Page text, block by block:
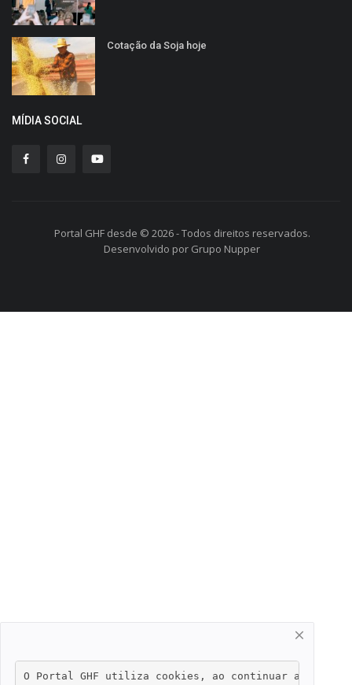
Cotação da Soja hoje
MÍDIA SOCIAL
Portal GHF desde © 2026 - Todos direitos reservados.
Desenvolvido por Grupo Nupper
O Portal GHF utiliza cookies, ao continuar a